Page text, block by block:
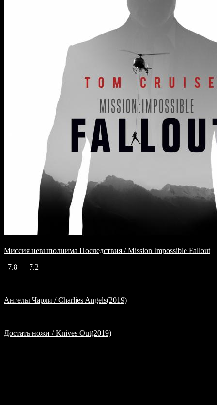
Миссия невыполнима Последствия / Mission Impossible Fallout
7.8
7.2
Ангелы Чарли / Charlies Angels(2019)
Достать ножи / Knives Out(2019)